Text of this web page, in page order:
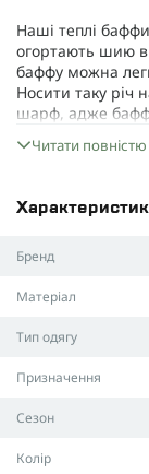
Наші теплі
огортають шию
баффу можна
Носити таку річ
шарф, адже бафф
буде доречним
Матеріал
Легкий фліс,
дихає та
не впріє.
Фліс не боїться
вимагає
багаторазового
Основні
Читати повністю
Бренд
Матеріал
Тип одягу
Призначення
Сезон
Колір